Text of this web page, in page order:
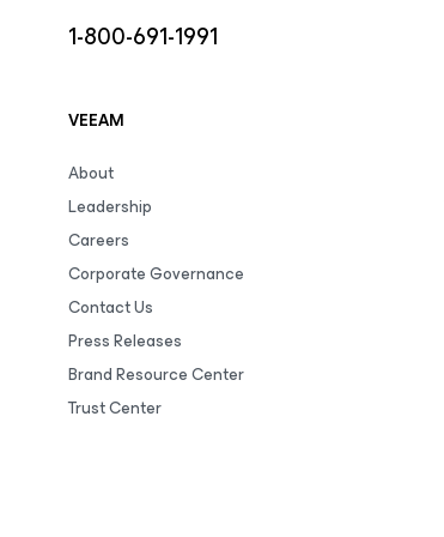
1-800-691-1991
VEEAM
About
Leadership
Careers
Corporate Governance
Contact Us
Press Releases
Brand Resource Center
Trust Center